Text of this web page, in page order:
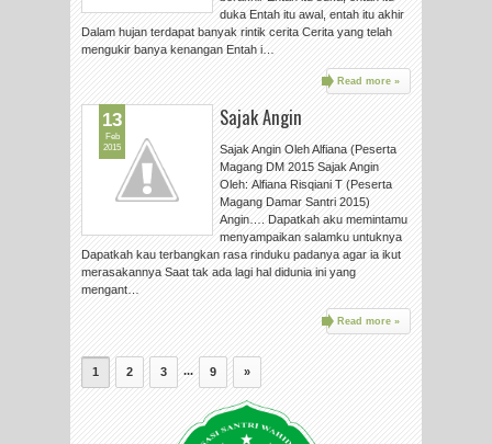
duka Entah itu awal, entah itu akhir
Dalam hujan terdapat banyak rintik cerita Cerita yang telah
mengukir banya kenangan Entah i…
Read more »
Sajak Angin
Sajak Angin Oleh Alfiana (Peserta
Magang DM 2015 Sajak Angin
Oleh: Alfiana Risqiani T (Peserta
Magang Damar Santri 2015)
Angin…. Dapatkah aku memintamu
menyampaikan salamku untuknya
Dapatkah kau terbangkan rasa rinduku padanya agar ia ikut
merasakannya Saat tak ada lagi hal didunia ini yang
mengant…
Read more »
13
Feb
2015
1 2 3 ... 9 »